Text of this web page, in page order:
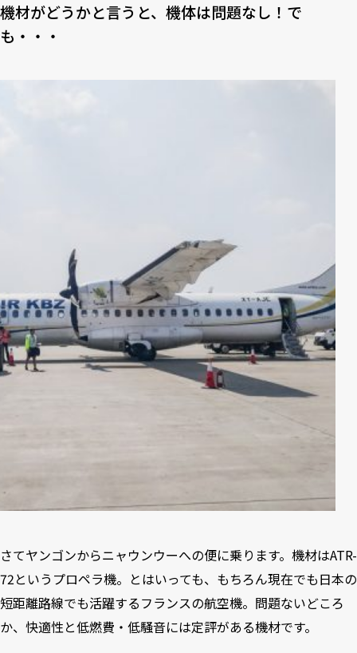
機材がどうかと言うと、機体は問題なし！で
も・・・
さてヤンゴンからニャウンウーへの便に乗ります。機材はATR-
72というプロペラ機。とはいっても、もちろん現在でも日本の
短距離路線でも活躍するフランスの航空機。問題ないどころ
か、快適性と低燃費・低騒音には定評がある機材です。